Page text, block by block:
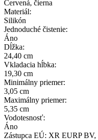
Červená, čierna
Materiál:
Silikón
Jednoduché čistenie:
Áno
Dĺžka:
24,40 cm
Vkladacia hĺbka:
19,30 cm
Minimálny priemer:
3,05 cm
Maximálny priemer:
5,35 cm
Vodotesnosť:
Áno
Zástupca EÚ: XR EURP BV,